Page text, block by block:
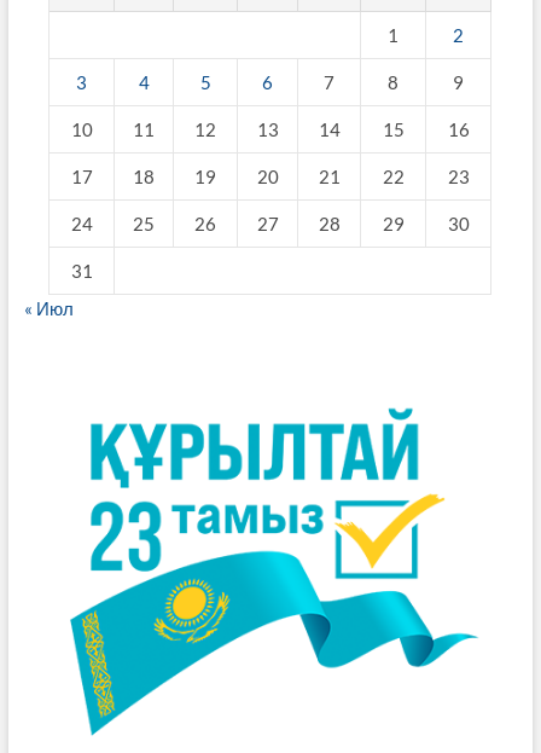
1 2
3 4 5 6 7 8 9
10 11 12 13 14 15 16
17 18 19 20 21 22 23
24 25 26 27 28 29 30
31
« Июл